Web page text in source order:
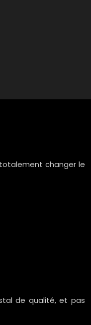
changer le
de qualité, et pas